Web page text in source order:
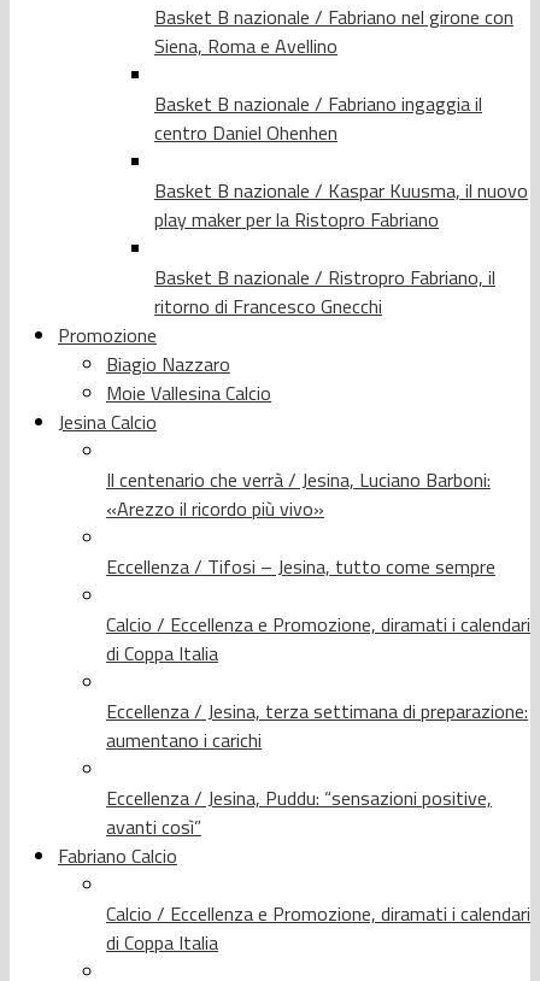
Basket B nazionale / Fabriano nel girone con
Siena, Roma e Avellino
Basket B nazionale / Fabriano ingaggia il
centro Daniel Ohenhen
Basket B nazionale / Kaspar Kuusma, il nuovo
play maker per la Ristopro Fabriano
Basket B nazionale / Ristropro Fabriano, il
ritorno di Francesco Gnecchi
Promozione
Biagio Nazzaro
Moie Vallesina Calcio
Jesina Calcio
Il centenario che verrà / Jesina, Luciano Barboni:
«Arezzo il ricordo più vivo»
Eccellenza / Tifosi – Jesina, tutto come sempre
Calcio / Eccellenza e Promozione, diramati i calendari
di Coppa Italia
Eccellenza / Jesina, terza settimana di preparazione:
aumentano i carichi
Eccellenza / Jesina, Puddu: “sensazioni positive,
avanti così”
Fabriano Calcio
Calcio / Eccellenza e Promozione, diramati i calendari
di Coppa Italia